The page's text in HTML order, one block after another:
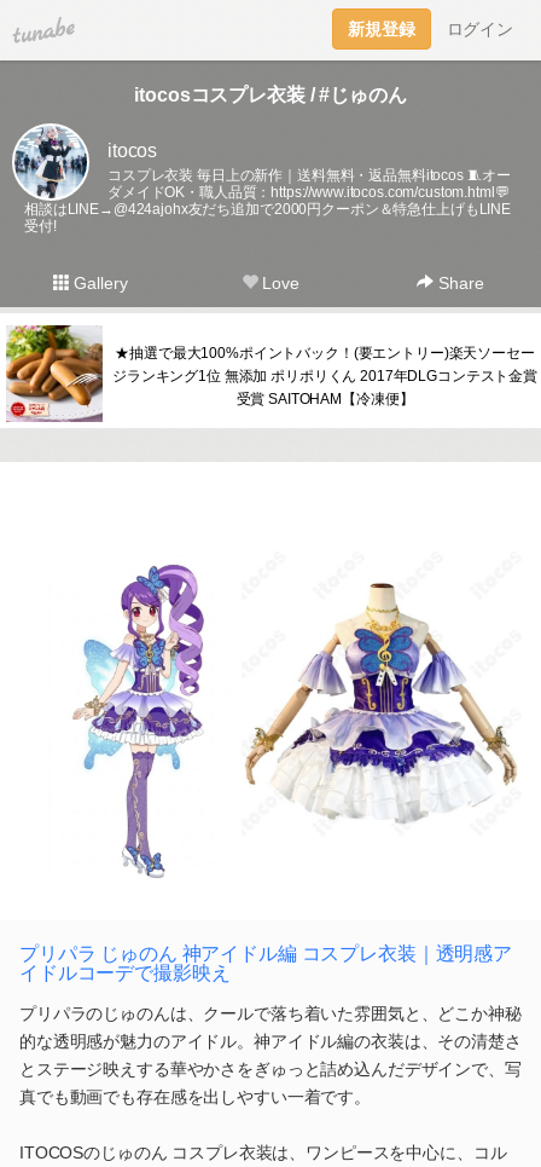
tuna.be 新規登録 ログイン
itocosコスプレ衣装 / #じゅのん
itocos
コスプレ衣装 毎日上の新作｜送料無料・返品無料itocos 🧵オー
ダメイドOK・職人品質： https://www.itocos.com/custom.html💬
相談はLINE→@424ajohx友だち追加で2000円クーポン＆特急仕上げもLINE
受付!
Gallery Love Share
★抽選で最大100%ポイントバック！(要エントリー)楽天ソーセー
ジランキング1位 無添加 ポリポリくん 2017年DLGコンテスト金賞
受賞 SAITOHAM【冷凍便】
プリパラ じゅのん 神アイドル編 コスプレ衣装｜透明感ア
イドルコーデで撮影映え
プリパラのじゅのんは、クールで落ち着いた雰囲気と、どこか神秘
的な透明感が魅力のアイドル。神アイドル編の衣装は、その清楚さ
とステージ映えする華やかさをぎゅっと詰め込んだデザインで、写
真でも動画でも存在感を出しやすい一着です。
ITOCOSのじゅのん コスプレ衣装は、ワンピースを中心に、コル